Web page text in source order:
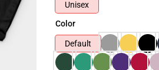
Unisex
Color
Default